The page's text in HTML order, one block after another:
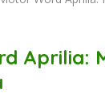
Aprilia: